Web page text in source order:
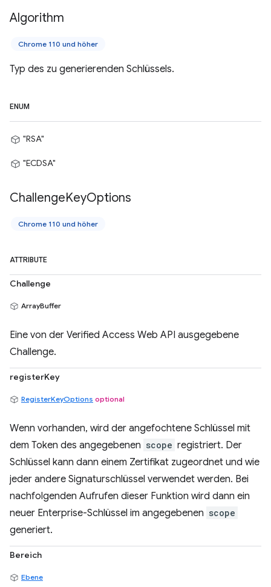
Algorithm
Chrome 110 und höher
Typ des zu generierenden Schlüssels.
ENUM
"RSA"
"ECDSA"
ChallengeKeyOptions
Chrome 110 und höher
ATTRIBUTE
Challenge
ArrayBuffer
Eine von der Verified Access Web API ausgegebene
Challenge.
registerKey
RegisterKeyOptions optional
Wenn vorhanden, wird der angefochtene Schlüssel mit
dem Token des angegebenen scope registriert. Der
Schlüssel kann dann einem Zertifikat zugeordnet und wie
jeder andere Signaturschlüssel verwendet werden. Bei
nachfolgenden Aufrufen dieser Funktion wird dann ein
neuer Enterprise-Schlüssel im angegebenen scope
generiert.
Bereich
Ebene